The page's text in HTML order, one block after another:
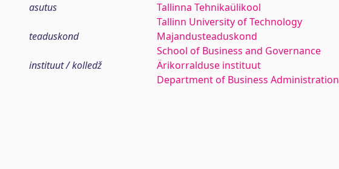
asutus
Tallinna Tehnikaülikool
Tallinn University of Technology
teaduskond
Majandusteaduskond
School of Business and Governance
instituut / kolledž
Ärikorralduse instituut
Department of Business Administration